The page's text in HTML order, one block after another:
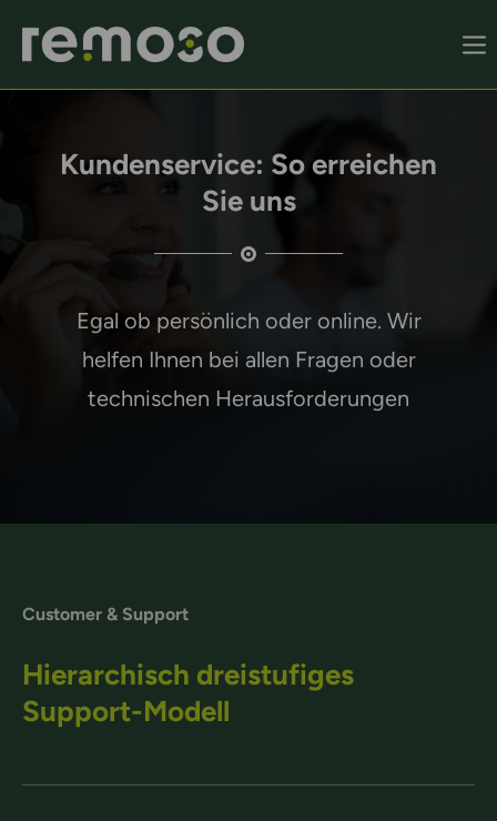
Remoso Startseite
Kundenservice: So erreichen
Sie uns
Egal ob persönlich oder online. Wir
helfen Ihnen bei allen Fragen oder
technischen Herausforderungen
Customer & Support
Hierarchisch dreistufiges
Support-Modell